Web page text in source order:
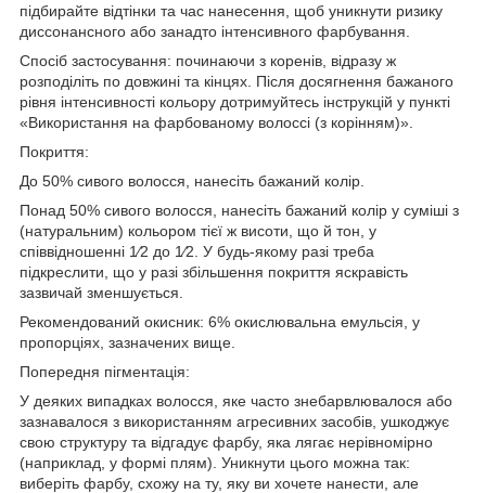
підбирайте відтінки та час нанесення, щоб уникнути ризику
диссонансного або занадто інтенсивного фарбування.
Спосіб застосування: починаючи з коренів, відразу ж
розподіліть по довжині та кінцях. Після досягнення бажаного
рівня інтенсивності кольору дотримуйтесь інструкцій у пункті
«Використання на фарбованому волоссі (з корінням)».
Покриття:
До 50% сивого волосся, нанесіть бажаний колір.
Понад 50% сивого волосся, нанесіть бажаний колір у суміші з
(натуральним) кольором тієї ж висоти, що й тон, у
співвідношенні 1⁄2 до 1⁄2. У будь-якому разі треба
підкреслити, що у разі збільшення покриття яскравість
зазвичай зменшується.
Рекомендований окисник: 6% окислювальна емульсія, у
пропорціях, зазначених вище.
Попередня пігментація:
У деяких випадках волосся, яке часто знебарвлювалося або
зазнавалося з використанням агресивних засобів, ушкоджує
свою структуру та відгадує фарбу, яка лягає нерівномірно
(наприклад, у формі плям). Уникнути цього можна так:
виберіть фарбу, схожу на ту, яку ви хочете нанести, але